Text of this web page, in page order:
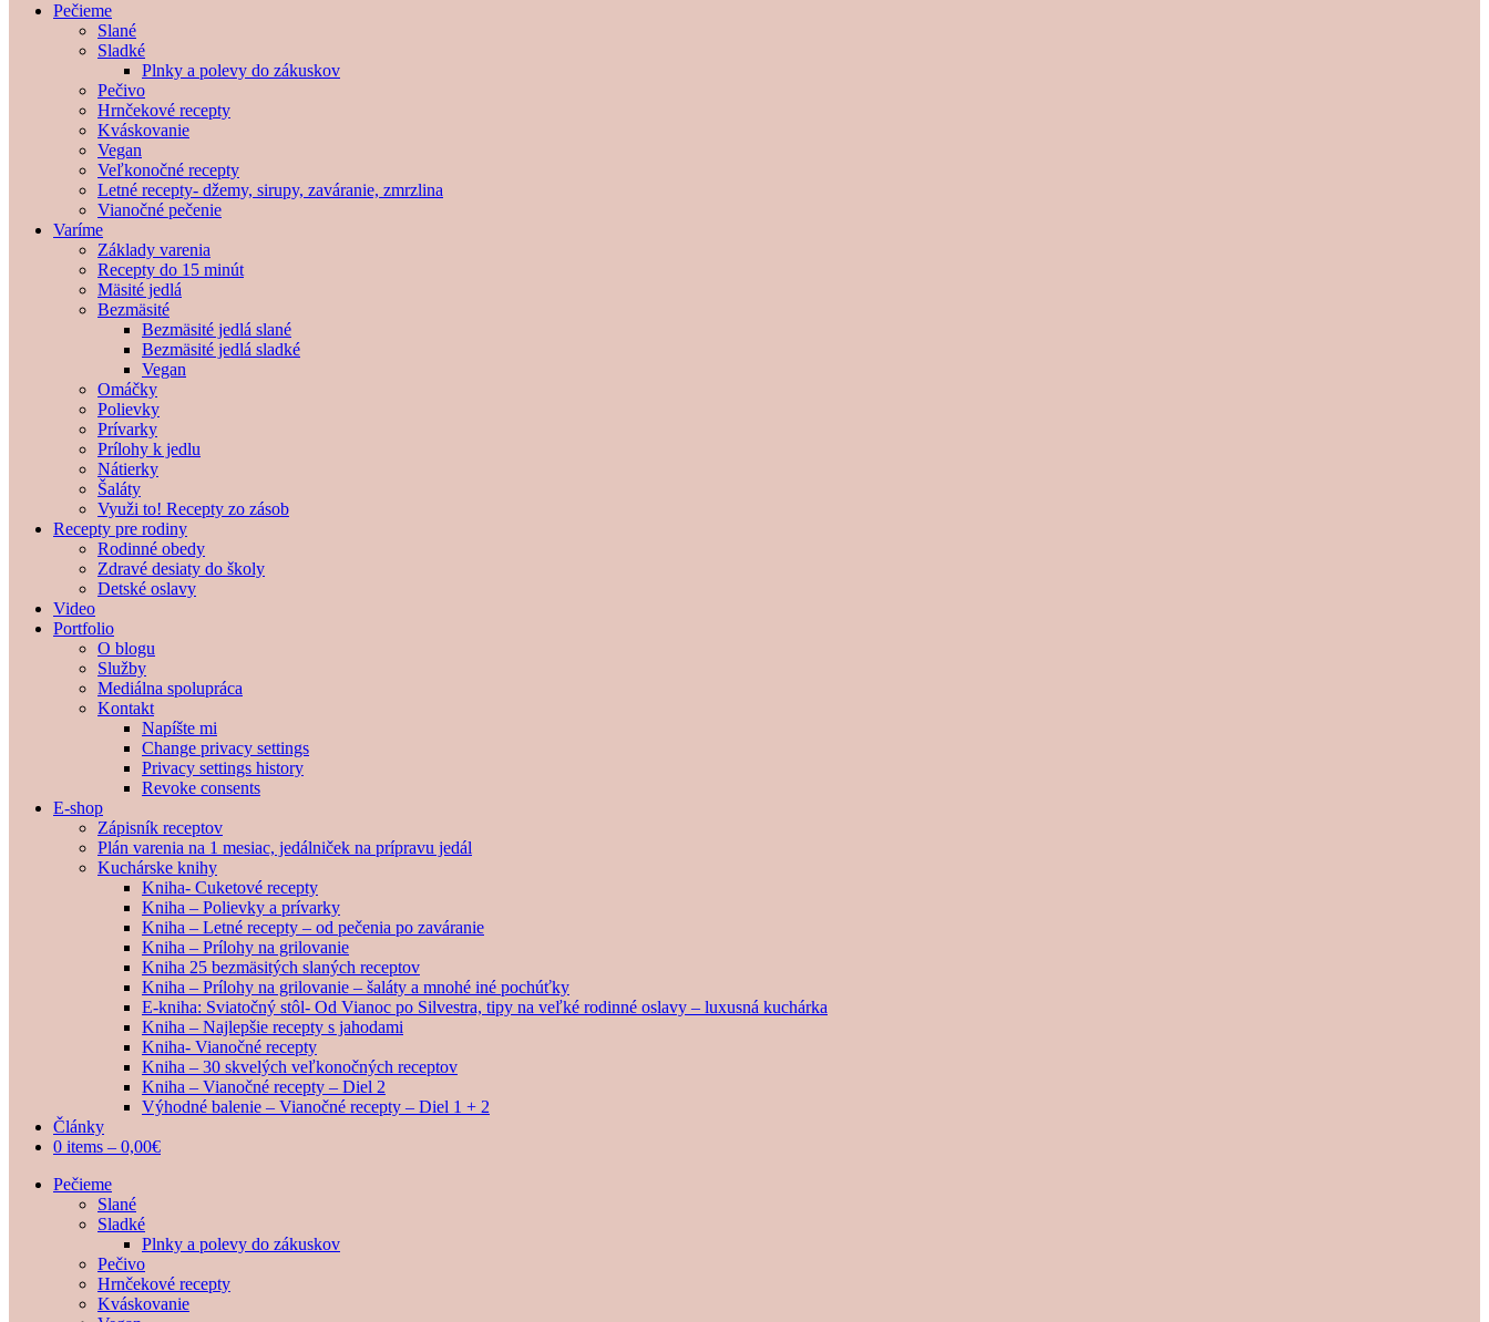
Pečieme
Slané
Sladké
Plnky a polevy do zákuskov
Pečivo
Hrnčekové recepty
Kváskovanie
Vegan
Veľkonočné recepty
Letné recepty- džemy, sirupy, zaváranie, zmrzlina
Vianočné pečenie
Varíme
Základy varenia
Recepty do 15 minút
Mäsité jedlá
Bezmäsité
Bezmäsité jedlá slané
Bezmäsité jedlá sladké
Vegan
Omáčky
Polievky
Prívarky
Prílohy k jedlu
Nátierky
Šaláty
Využi to! Recepty zo zásob
Recepty pre rodiny
Rodinné obedy
Zdravé desiaty do školy
Detské oslavy
Video
Portfolio
O blogu
Služby
Mediálna spolupráca
Kontakt
Napíšte mi
Change privacy settings
Privacy settings history
Revoke consents
E-shop
Zápisník receptov
Plán varenia na 1 mesiac, jedálniček na prípravu jedál
Kuchárske knihy
Kniha- Cuketové recepty
Kniha – Polievky a prívarky
Kniha – Letné recepty – od pečenia po zaváranie
Kniha – Prílohy na grilovanie
Kniha 25 bezmäsitých slaných receptov
Kniha – Prílohy na grilovanie – šaláty a mnohé iné pochúťky
E-kniha: Sviatočný stôl- Od Vianoc po Silvestra, tipy na veľké rodinné oslavy – luxusná kuchárka
Kniha – Najlepšie recepty s jahodami
Kniha- Vianočné recepty
Kniha – 30 skvelých veľkonočných receptov
Kniha – Vianočné recepty – Diel 2
Výhodné balenie – Vianočné recepty – Diel 1 + 2
Články
0 items – 0,00€
Pečieme
Slané
Sladké
Plnky a polevy do zákuskov
Pečivo
Hrnčekové recepty
Kváskovanie